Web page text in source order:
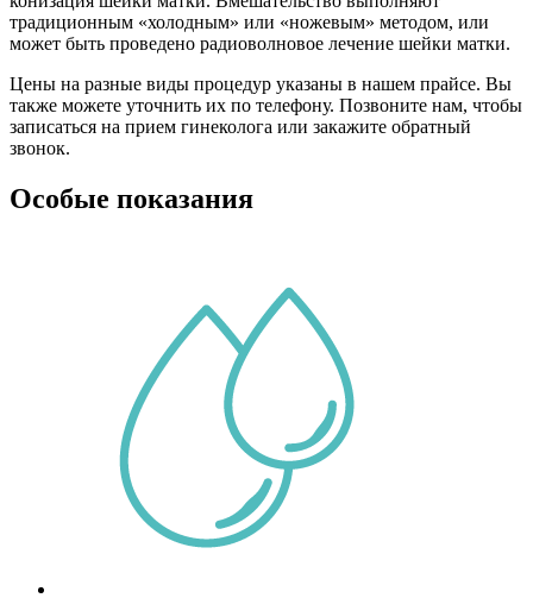
традиционным «холодным» или «ножевым» методом, или
может быть проведено радиоволновое лечение шейки матки.
Цены на разные виды процедур указаны в нашем прайсе. Вы
также можете уточнить их по телефону. Позвоните нам, чтобы
записаться на прием гинеколога или закажите обратный
звонок.
Особые показания